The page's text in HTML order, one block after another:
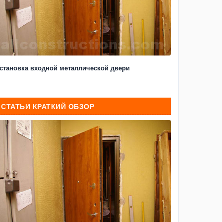
входной металлической двери
СТАТЬИ КРАТКИЙ ОБЗОР